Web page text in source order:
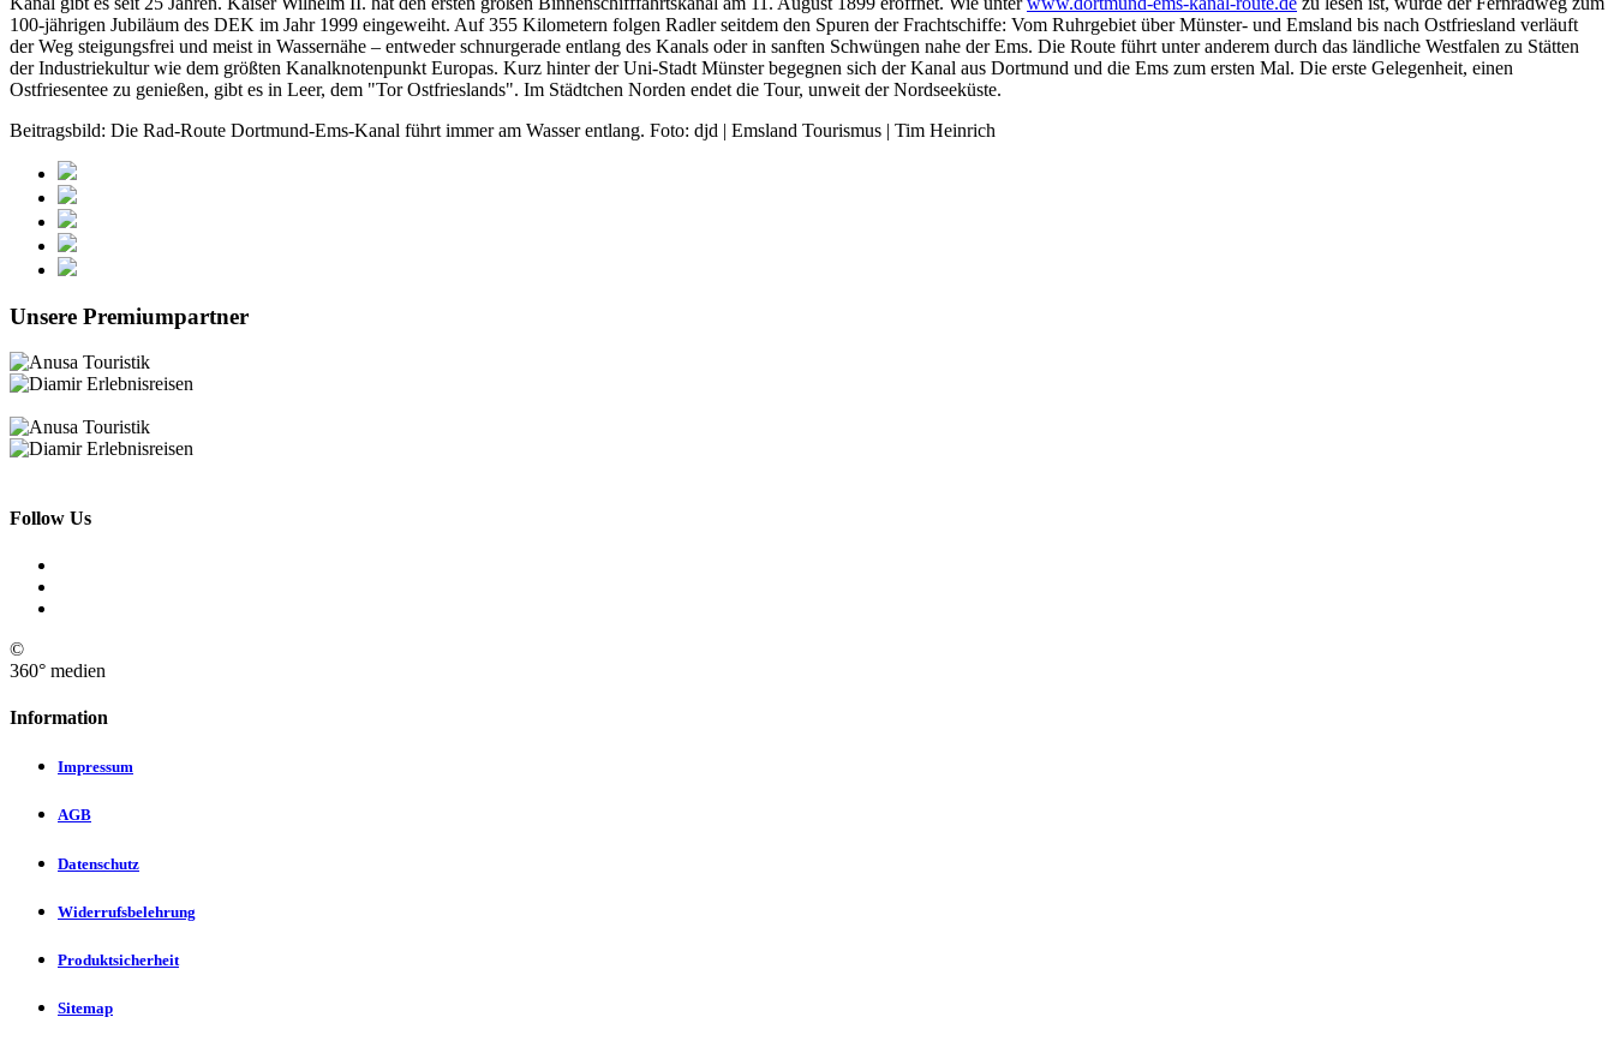
100-jährigen Jubiläum des DEK im Jahr 1999 eingeweiht. Auf 355 Kilometern folgen Radler seitdem den Spuren der Frachtschiffe: Vom Ruhrgebiet über Münster- und Emsland bis nach Ostfriesland verläuft
der Weg steigungsfrei und meist in Wassernähe – entweder schnurgerade entlang des Kanals oder in sanften Schwüngen nahe der Ems. Die Route führt unter anderem durch das ländliche Westfalen zu Stätten
der Industriekultur wie dem größten Kanalknotenpunkt Europas. Kurz hinter der Uni-Stadt Münster begegnen sich der Kanal aus Dortmund und die Ems zum ersten Mal. Die erste Gelegenheit, einen
Ostfriesentee zu genießen, gibt es in Leer, dem "Tor Ostfrieslands". Im Städtchen Norden endet die Tour, unweit der Nordseeküste.
Beitragsbild: Die Rad-Route Dortmund-Ems-Kanal führt immer am Wasser entlang. Foto: djd | Emsland Tourismus | Tim Heinrich
Unsere Premiumpartner
Follow Us
©
360° medien
Information
Impressum
AGB
Datenschutz
Widerrufsbelehrung
Produktsicherheit
Sitemap